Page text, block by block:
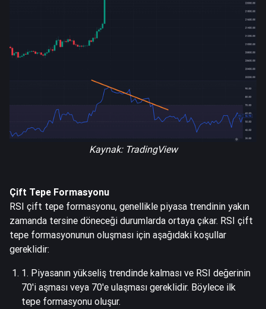
Kaynak: TradingView
Çift Tepe Formasyonu
RSI çift tepe formasyonu, genellikle piyasa trendinin yakın
zamanda tersine döneceği durumlarda ortaya çıkar. RSI çift
tepe formasyonunun oluşması için aşağıdaki koşullar
gereklidir:
1. Piyasanın yükseliş trendinde kalması ve RSI değerinin
70'i aşması veya 70'e ulaşması gereklidir. Böylece ilk
tepe formasyonu oluşur.